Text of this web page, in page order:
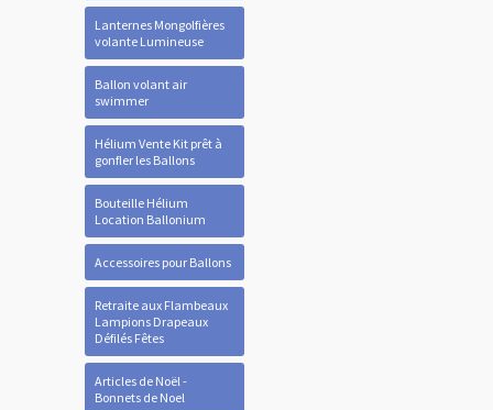
Lanternes Mongolfières
volante Lumineuse
Ballon volant air
swimmer
Hélium Vente Kit prêt à
gonfler les Ballons
Bouteille Hélium
Location Ballonium
Accessoires pour Ballons
Retraite aux Flambeaux
Lampions Drapeaux
Défilés Fêtes
Articles de Noël -
Bonnets de Noel